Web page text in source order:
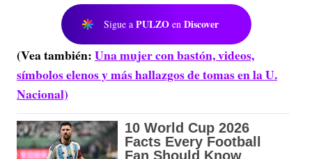
Sigue a PULZO en Discover
(Vea también:Una mujer con bastón, videos,
símbolos elenos y más hallazgos de tomas en la U.
Nacional)